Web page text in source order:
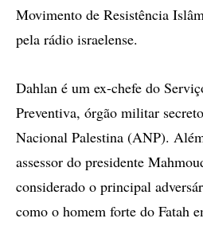
Movimento de Resistência
pela rádio israelense.
Dahlan é um ex-chefe do
Preventiva, órgão militar
Nacional Palestina (ANP).
assessor do presidente
considerado o principal
como o homem forte do Fatah